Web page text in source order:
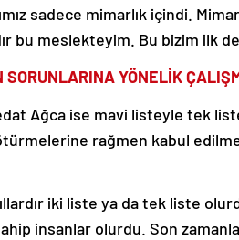
sadece mimarlık içindi.
bu meslekteyim. Bu bizim ilk
YÖNELİK
Ağca ise mavi listeyle tek
rağmen kabul
iki liste ya da tek liste
insanlar olurdu. Son